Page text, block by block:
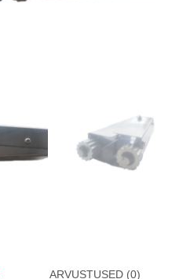
ARVUSTUSED (0)